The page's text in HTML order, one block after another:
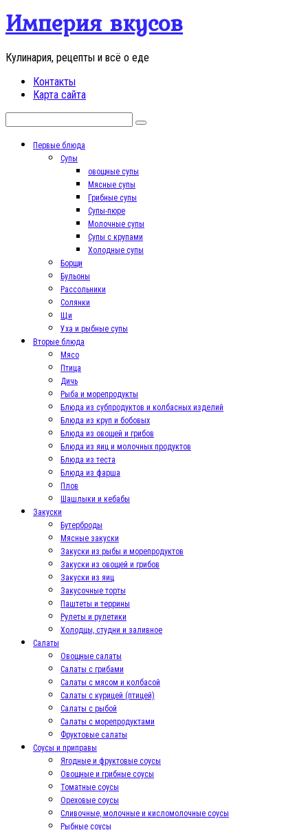
Перейти
контенту
Империя вкусов
Кулинария, рецепты и всё о еде
Контакты
Карта сайта
Первые блюда
Супы
овощные супы
Мясные супы
Грибные супы
Супы-пюре
Молочные супы
Супы с крупами
Холодные супы
Борщи
Бульоны
Рассольники
Солянки
Щи
Уха и рыбные супы
Вторые блюда
Мясо
Птица
Дичь
Рыба и морепродукты
Блюда из субпродуктов и колбасных изделий
Блюда из круп и бобовых
Блюда из овощей и грибов
Блюда из яиц и молочных продуктов
Блюда из теста
Блюда из фарша
Плов
Шашлыки и кебабы
Закуски
Бутерброды
Мясные закуски
Закуски из рыбы и морепродуктов
Закуски из овощей и грибов
Закуски из яиц
Закусочные торты
Паштеты и террины
Рулеты и рулетики
Холодцы, студни и заливное
Салаты
Овощные салаты
Салаты с грибами
Салаты с мясом и колбасой
Салаты с курицей (птицей)
Салаты с рыбой
Салаты с морепродуктами
Фруктовые салаты
Соусы и приправы
Ягодные и фруктовые соусы
Овощные и грибные соусы
Томатные соусы
Ореховые соусы
Сливочные, молочные и кисломолочные соусы
Рыбные соусы